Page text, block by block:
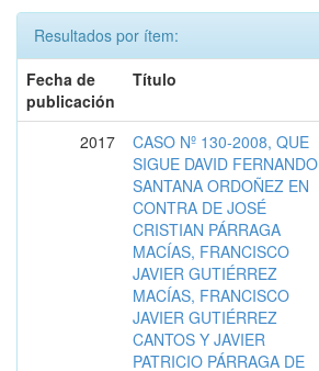
Resultados por ítem:
Fecha de
publicación
Título
2017
CASO Nº 130-2008, QUE
SIGUE DAVID FERNANDO
SANTANA ORDOÑEZ EN
CONTRA DE JOSÉ
CRISTIAN PÁRRAGA
MACÍAS, FRANCISCO
JAVIER GUTIÉRREZ
MACÍAS, FRANCISCO
JAVIER GUTIÉRREZ
CANTOS Y JAVIER
PATRICIO PÁRRAGA DE